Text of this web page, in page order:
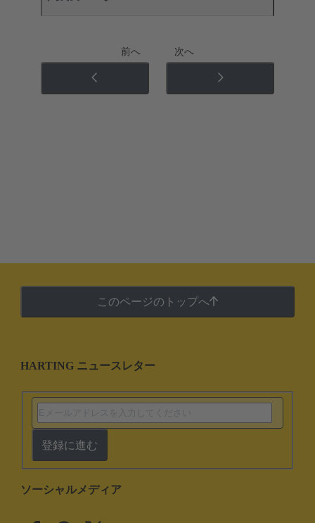
前へ 次へ
このページのトップへ
HARTING ニュースレター
登録に進む
ソーシャルメディア